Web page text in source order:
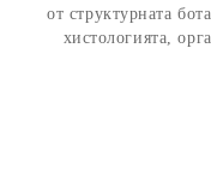
от структурната
хистологията,